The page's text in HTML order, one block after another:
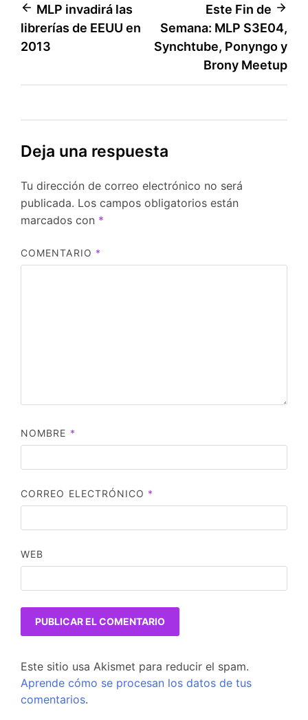
Navegación
de
MLP invadirá las
librerías de EEUU en
2013
Este Fin de
Semana: MLP S3E04,
Synchtube, Ponyngo y
Brony Meetup
Deja una respuesta
Tu dirección de correo electrónico no será
publicada. Los campos obligatorios están
marcados con *
COMENTARIO *
NOMBRE *
CORREO ELECTRÓNICO *
WEB
Este sitio usa Akismet para reducir el spam.
Aprende cómo se procesan los datos de tus
comentarios.